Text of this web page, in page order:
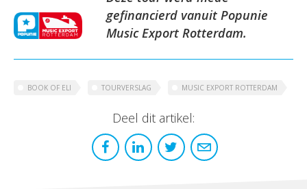
gefinancierd vanuit Popunie
Music Export Rotterdam.
BOOK OF ELI TOURVERSLAG MUSIC EXPORT ROTTERDAM
Deel dit artikel: